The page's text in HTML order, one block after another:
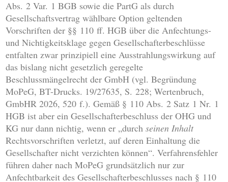
Abs. 2 Var. 1 BGB sowie die PartG als durch
Gesellschaftsvertrag wählbare Option geltenden
Vorschriften der §§ 110 ff. HGB über die Anfechtungs-
und Nichtigkeitsklage gegen Gesellschafterbeschlüsse
entfalten zwar prinzipiell eine Ausstrahlungswirkung auf
das bislang nicht gesetzlich geregelte
Beschlussmängelrecht der GmbH (vgl. Begründung
MoPeG, BT-Drucks. 19/27635, S. 228; Wertenbruch,
GmbHR 2026, 520 f.). Gemäß § 110 Abs. 2 Satz 1 Nr. 1
HGB ist aber ein Gesellschafterbeschluss der OHG und
KG nur dann nichtig, wenn er „durchseinen Inhalt
Rechtsvorschriften verletzt, auf deren Einhaltung die
Gesellschafter nicht verzichten können“. Verfahrensfehler
führen daher nach MoPeG grundsätzlich nur zur
Anfechtbarkeit des Gesellschafterbeschlusses nach § 110